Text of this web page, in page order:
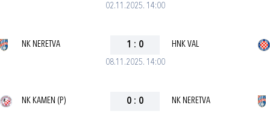
02.11.2025. 14:00
08.11.2025. 14:00
NK NERETVA 1 : 0 HNK VAL
NK KAMEN (P) 0 : 0 NK NERETVA